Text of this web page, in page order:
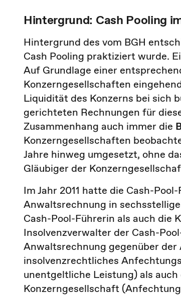
Hintergrund: Cash Pooling
Hintergrund des vom BGH
Cash Pooling praktiziert wurde.
Auf Grundlage einer
Konzerngesellschaften
Liquidität des Konzerns bei sich
gerichteten Rechnungen für
Zusammenhang auch immer die
Konzerngesellschaften
Jahre hinweg umgesetzt, ohne
Gläubiger der
Im Jahr 2011 hatte die Cash-
Anwaltsrechnung in
Cash-Pool-Führerin als auch die
Insolvenzverwalter der Cash-
Anwaltsrechnung gegenüber
insolvenzrechtliches
unentgeltliche Leistung) als
Konzerngesellschaft